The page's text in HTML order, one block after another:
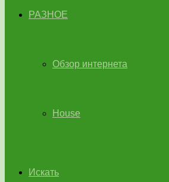
РАЗНОЕ
Обзор интернета
House
Искать